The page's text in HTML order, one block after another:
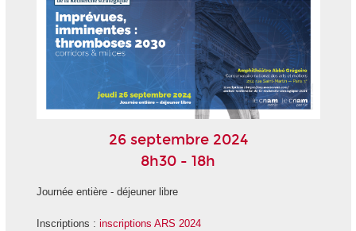
26 septembre 2024
8h30 - 18h
Journée entière - déjeuner libre
Inscriptions : inscriptions ARS 2024